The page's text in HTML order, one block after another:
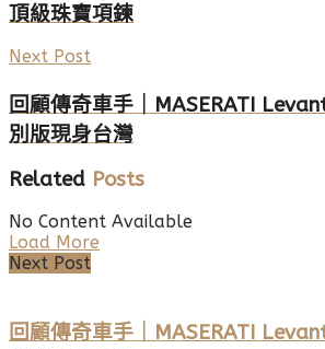
頂級珠寶項鍊
Next Post
回顧傳奇車手｜MASERATI
別版現身台灣
Related Posts
No Content Available
Load More
Next Post
回顧傳奇車手｜MASERATI